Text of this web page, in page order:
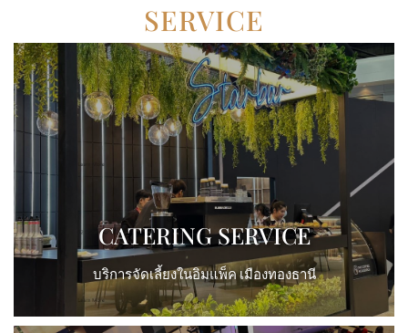
SERVICE
CATERING SERVICE
บริการจัดเลี้ยงในอิมแพ็ค เมืองทองธานี
View More